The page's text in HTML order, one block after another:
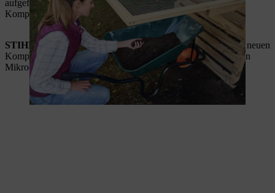
aufgefangenen, noch nicht reifen Kompost auf Ihren neuen
Komposthaufen.
STIHL Tipp:
Schichten Sie einige Schaufeln Humus auf den neuen
Komposthaufen. So versorgen Sie den Kompost mit wertvollen
Mikroorganismen und beschleunigen die Zersetzung.